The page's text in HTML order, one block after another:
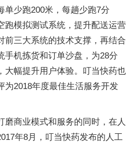
单少跑200米，每趟少跑7分
跑模拟测试系统，提升配送运营
前三大系统的技术支撑，再结合
手机拣货和订单沙盘，为28分
大幅提升用户体验。叮当快药也
为2018年度最佳生活服务开发
磨商业模式和服务的同时，在人
年8月，叮当快药发布的人工